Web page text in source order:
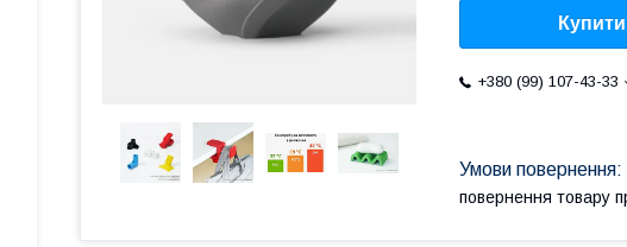
Купити
+380 (99) 107-43-33
повернення товару